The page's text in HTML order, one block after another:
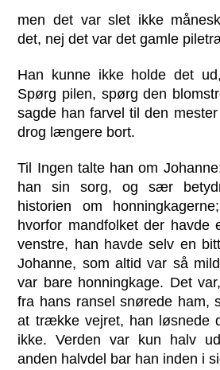
men det var slet ikke
det, nej det var det gamle
Han kunne ikke holde det
Spørg pilen, spørg den
sagde han farvel til den
drog længere bort.
Til Ingen talte han om
han sin sorg, og sær
historien om
hvorfor mandfolket der havde
venstre, han havde selv en
Johanne, som altid var så
var bare honningkage. Det
fra hans ransel snørede ham,
at trække vejret, han løsnede
ikke. Verden var kun halv
anden halvdel bar han inden i